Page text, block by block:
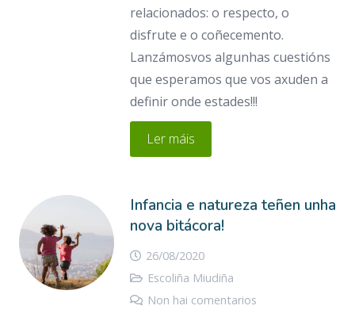
relacionados: o respecto, o
disfrute e o coñecemento.
Lanzámosvos algunhas cuestións
que esperamos que vos axuden a
definir onde estades!!!
Ler máis
Infancia e natureza teñen unha
nova bitácora!
26/08/2020
Escoliña Miudiña
Non hai comentarios